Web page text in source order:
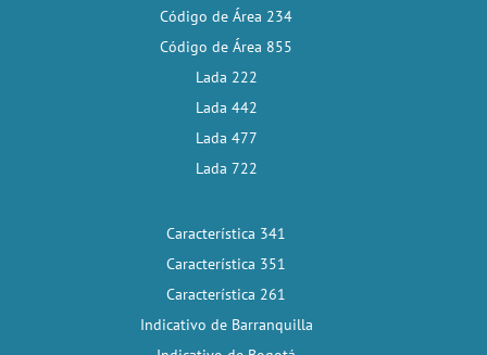
Código de Área 234
Código de Área 855
Lada 222
Lada 442
Lada 477
Lada 722
Característica 341
Característica 351
Característica 261
Indicativo de Barranquilla